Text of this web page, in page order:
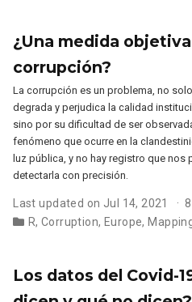
¿Una medida
corrupción?
La corrupción es un problema, no
degrada y perjudica la calidad
sino por su dificultad de ser
fenómeno que ocurre en la
luz pública, y no hay registro que nos
detectarla con precisión.
Last updated on Jul 14, 2021
R, Corruption, Europe,
Los datos del Covid-